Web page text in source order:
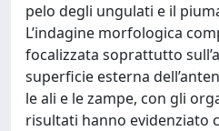
pelo degli ungulati e il
L’indagine morfologica
focalizzata soprattutto
superficie esterna
le ali e le zampe, con gli
risultati hanno evidenziato